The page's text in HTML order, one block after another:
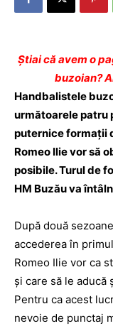
Ştiai că avem o
buzoian?
Handbalistele
următoarele patru
puternice formaţii
Romeo Ilie vor să
posibile. Turul de
HM Buzău va
După două
accederea în
Romeo Ilie vor ca
și care să le aducă
Pentru ca acest
nevoie de punctaj